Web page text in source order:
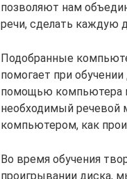
позволяют нам
речи, сделать каждую
Подобранные
помогает при
помощью компьютера
необходимый речевой
компьютером, как
Во время обучения
проигрывании диска,